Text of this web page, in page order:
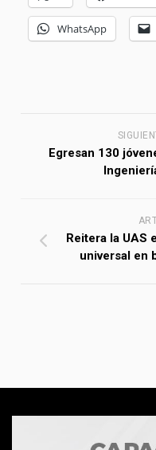
WhatsApp
Egresan 130
Reitera la UAS
universal en